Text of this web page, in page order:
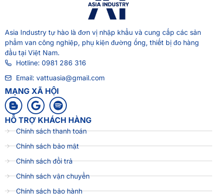
Asia Industry tự hào là đơn vị nhập khẩu và cung cấp các sản
phẩm van công nghiệp, phụ kiện đường ống, thiết bị đo hàng
đầu tại Việt Nam.
Hotline: 0981 286 316
Email: vattuasia@gmail.com
MẠNG XÃ HỘI
HỖ TRỢ KHÁCH HÀNG
Chính sách thanh toán
Chính sách bảo mật
Chính sách đổi trả
Chính sách vận chuyển
Chính sách bảo hành